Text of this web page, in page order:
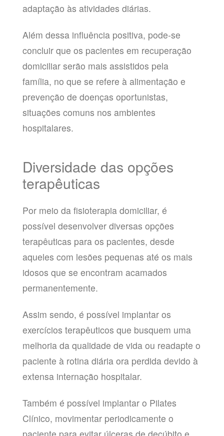
adaptação às atividades diárias.
Além dessa influência positiva, pode-se
concluir que os pacientes em recuperação
domiciliar serão mais assistidos pela
família, no que se refere à alimentação e
prevenção de doenças oportunistas,
situações comuns nos ambientes
hospitalares.
Diversidade das opções
terapêuticas
Por meio da fisioterapia domiciliar, é
possível desenvolver diversas opções
terapêuticas para os pacientes, desde
aqueles com lesões pequenas até os mais
idosos que se encontram acamados
permanentemente.
Assim sendo, é possível implantar os
exercícios terapêuticos que busquem uma
melhoria da qualidade de vida ou readapte o
paciente à rotina diária ora perdida devido à
extensa internação hospitalar.
Também é possível implantar o Pilates
Clínico, movimentar periodicamente o